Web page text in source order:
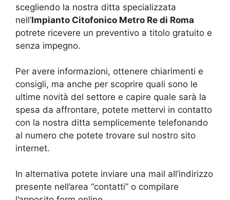
scegliendo la nostra ditta specializzata
nell’Impianto Citofonico Metro Re di Roma
potrete ricevere un preventivo a titolo gratuito e
senza impegno.
Per avere informazioni, ottenere chiarimenti e
consigli, ma anche per scoprire quali sono le
ultime novità del settore e capire quale sarà la
spesa da affrontare, potete mettervi in contatto
con la nostra ditta semplicemente telefonando
al numero che potete trovare sul nostro sito
internet.
In alternativa potete inviare una mail all’indirizzo
presente nell’area “contatti” o compilare